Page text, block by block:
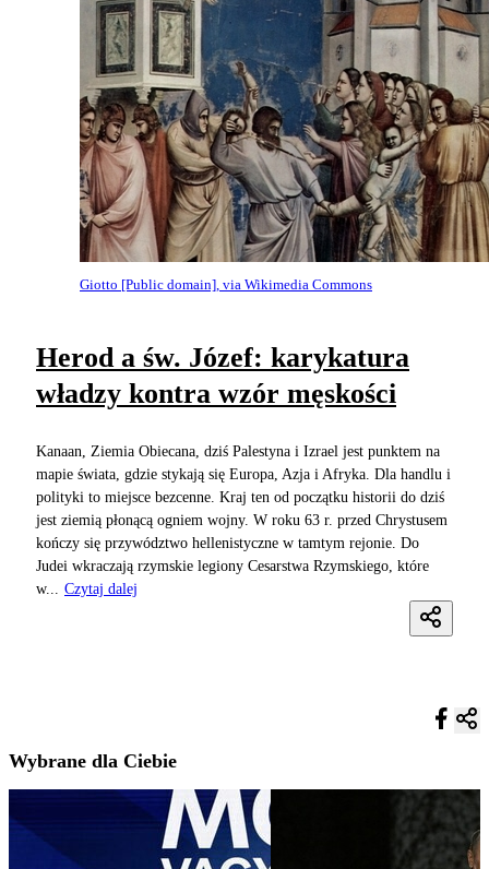
Giotto [Public domain], via Wikimedia Commons
Herod a św. Józef: karykatura
władzy kontra wzór męskości
Kanaan, Ziemia Obiecana, dziś Palestyna i Izrael jest punktem na
mapie świata, gdzie stykają się Europa, Azja i Afryka. Dla handlu i
polityki to miejsce bezcenne. Kraj ten od początku historii do dziś
jest ziemią płonącą ogniem wojny. W roku 63 r. przed Chrystusem
kończy się przywództwo hellenistyczne w tamtym rejonie. Do
Judei wkraczają rzymskie legiony Cesarstwa Rzymskiego, które
w...
Czytaj dalej
Wybrane dla Ciebie